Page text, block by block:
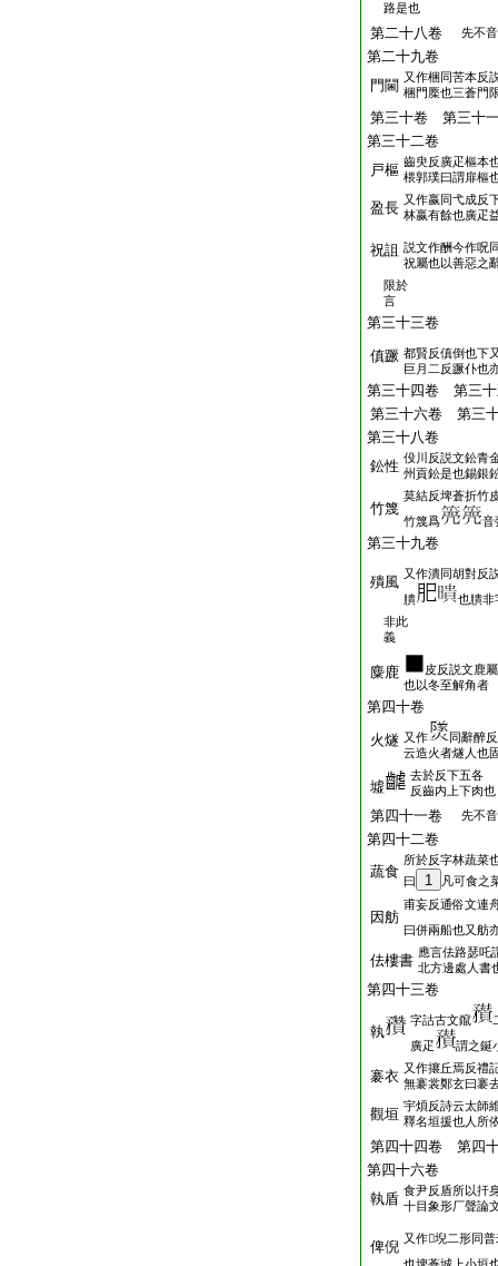
路是也
第二十八卷 先不音
第二十九卷
門閫 又作梱同苦本反
梱門橜也三蒼門
第三十卷 第三十
第三十二卷
戸樞 齒臾反廣疋樞本
椳郭璞曰謂扉樞
盈長 又作嬴同弋成反
林嬴有餘也廣疋
祝詛 説文作酬今作呪
祝屬也以善惡之
限於
言
第三十三卷
傎蹶 都賢反傎倒也下
巨月二反蹶仆也
第三十四卷 第三十
第三十六卷 第三
第三十八卷
鈆性 伇川反説文鈆青
州貢鈆是也錫銀
竹篾
莫結反埤蒼折竹
竹篾爲
音
第三十九卷
殨風 又作潰同胡對反
膭
也膭非
非此
義
麋鹿
皮反説文鹿屬
也以冬至解角者
第四十卷
火燧 又作
同辭醉
云造火者燧人也
墟
去於反下五各
反齒内上下肉也
第四十一卷 先不音
第四十二卷
蔬食
所於反字林蔬菜
曰
1 凡可食之
因舫
甫妄反通俗文連
曰併兩船也又舫
佉樓書 應言佉路瑟吒
北方邊處人書
第四十三卷
執
字詁古文鑹
廣疋
謂之鋋
褰衣 又作攐丘焉反禮
無褰裳鄭玄曰褰
觀垣 宇煩反詩云太師
釋名垣援也人所
第四十四卷 第四
第四十六卷
執盾 食尹反盾所以扞
十目象形厂聲論
俾倪 又作𢽛堄二形同